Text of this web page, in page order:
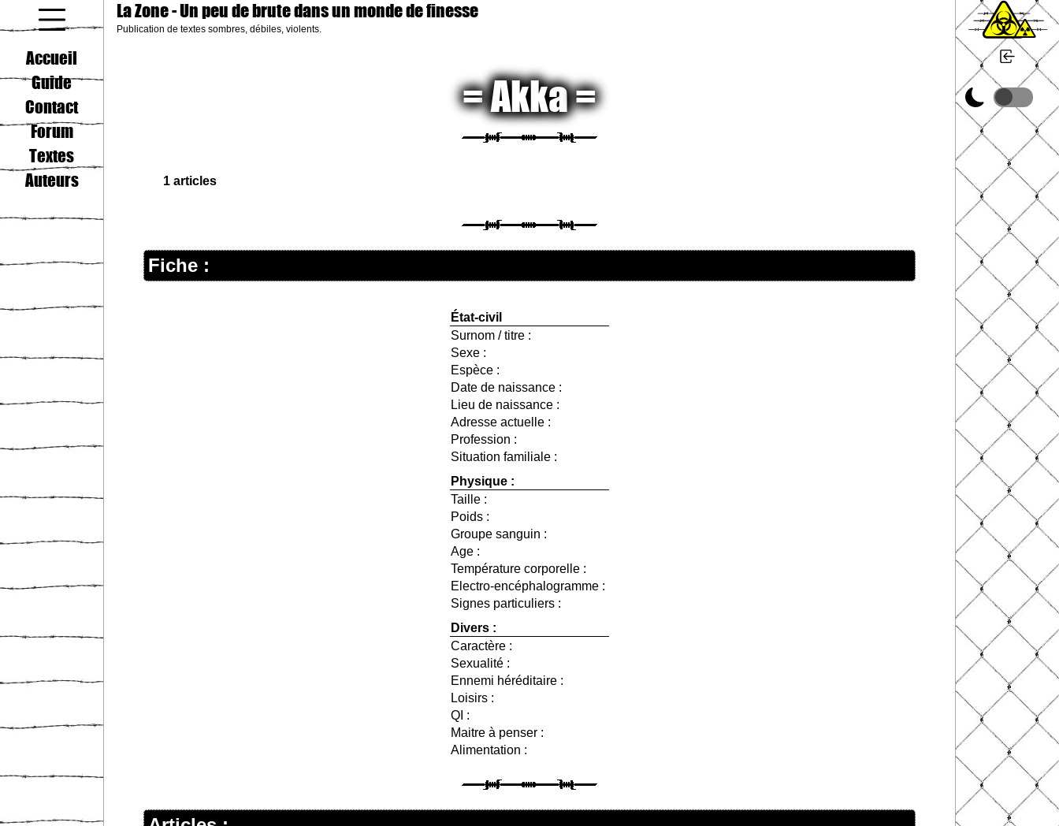
La Zone- Un peu de brute dans un monde de finesse
Publication de textes sombres, débiles, violents.
Accueil
Guide
Contact
Forum
Textes
Auteurs
Akka
1 articles
Fiche :
État-civil
Surnom / titre :
Sexe :
Espèce :
Date de naissance :
Lieu de naissance :
Adresse actuelle :
Profession :
Situation familiale :
Physique :
Taille :
Poids :
Groupe sanguin :
Age :
Température corporelle :
Electro-encéphalogramme :
Signes particuliers :
Divers :
Caractère :
Sexualité :
Ennemi héréditaire :
Loisirs :
QI :
Maitre à penser :
Alimentation :